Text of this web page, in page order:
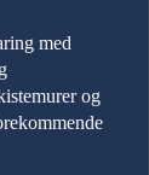
med
og